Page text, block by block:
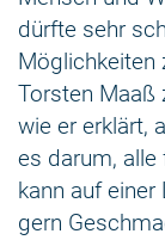
dürfte sehr
Möglichkeiten
Torsten Maaß
wie er erklärt,
es darum, alle
kann auf einer
gern